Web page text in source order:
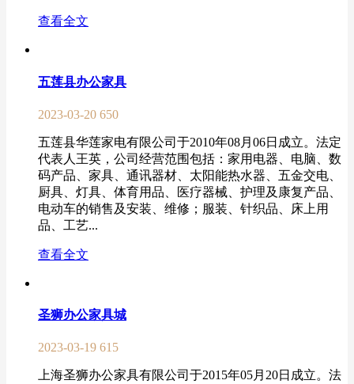
查看全文
五莲县办公家具
2023-03-20 650
五莲县华莲家电有限公司于2010年08月06日成立。法定
代表人王英，公司经营范围包括：家用电器、电脑、数
码产品、家具、通讯器材、太阳能热水器、五金交电、
厨具、灯具、体育用品、医疗器械、护理及康复产品、
电动车的销售及安装、维修；服装、针织品、床上用
品、工艺...
查看全文
圣狮办公家具城
2023-03-19 615
上海圣狮办公家具有限公司于2015年05月20日成立。法